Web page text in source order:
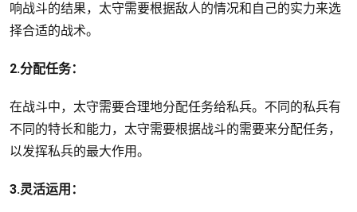
响战斗的结果，太守需要根据敌人的情况和自己的实力来选
择合适的战术。
2.分配任务：
在战斗中，太守需要合理地分配任务给私兵。不同的私兵有
不同的特长和能力，太守需要根据战斗的需要来分配任务，
以发挥私兵的最大作用。
3.灵活运用：